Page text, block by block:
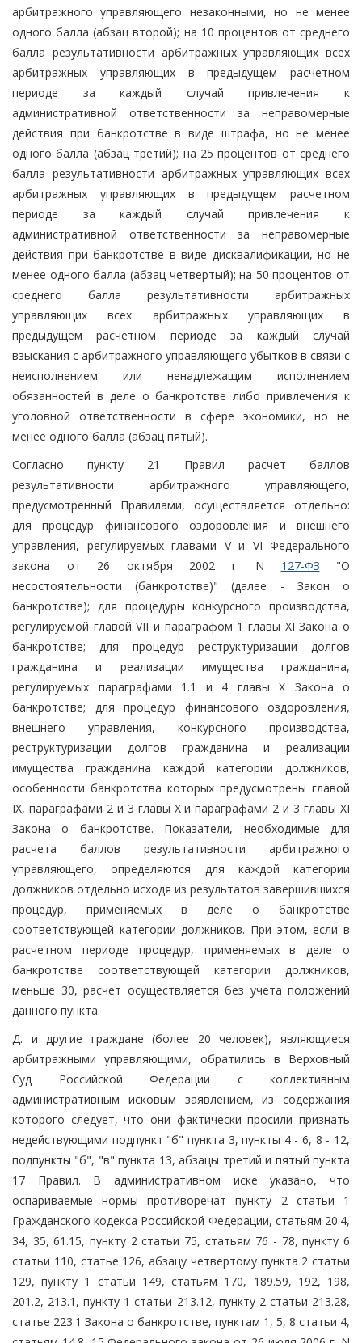
арбитражного управляющего незаконными, но не менее
одного балла (абзац второй); на 10 процентов от среднего
балла результативности арбитражных управляющих всех
арбитражных управляющих в предыдущем расчетном
периоде за каждый случай привлечения к
административной ответственности за неправомерные
действия при банкротстве в виде штрафа, но не менее
одного балла (абзац третий); на 25 процентов от среднего
балла результативности арбитражных управляющих всех
арбитражных управляющих в предыдущем расчетном
периоде за каждый случай привлечения к
административной ответственности за неправомерные
действия при банкротстве в виде дисквалификации, но не
менее одного балла (абзац четвертый); на 50 процентов от
среднего балла результативности арбитражных
управляющих всех арбитражных управляющих в
предыдущем расчетном периоде за каждый случай
взыскания с арбитражного управляющего убытков в связи с
неисполнением или ненадлежащим исполнением
обязанностей в деле о банкротстве либо привлечения к
уголовной ответственности в сфере экономики, но не
менее одного балла (абзац пятый).
Согласно пункту 21 Правил расчет баллов
результативности арбитражного управляющего,
предусмотренный Правилами, осуществляется отдельно:
для процедур финансового оздоровления и внешнего
управления, регулируемых главами V и VI Федерального
закона от 26 октября 2002 г. N 127-ФЗ "О
несостоятельности (банкротстве)" (далее - Закон о
банкротстве); для процедуры конкурсного производства,
регулируемой главой VII и параграфом 1 главы XI Закона о
банкротстве; для процедур реструктуризации долгов
гражданина и реализации имущества гражданина,
регулируемых параграфами 1.1 и 4 главы X Закона о
банкротстве; для процедур финансового оздоровления,
внешнего управления, конкурсного производства,
реструктуризации долгов гражданина и реализации
имущества гражданина каждой категории должников,
особенности банкротства которых предусмотрены главой
IX, параграфами 2 и 3 главы X и параграфами 2 и 3 главы XI
Закона о банкротстве. Показатели, необходимые для
расчета баллов результативности арбитражного
управляющего, определяются для каждой категории
должников отдельно исходя из результатов завершившихся
процедур, применяемых в деле о банкротстве
соответствующей категории должников. При этом, если в
расчетном периоде процедур, применяемых в деле о
банкротстве соответствующей категории должников,
меньше 30, расчет осуществляется без учета положений
данного пункта.
Д. и другие граждане (более 20 человек), являющиеся
арбитражными управляющими, обратились в Верховный
Суд Российской Федерации с коллективным
административным исковым заявлением, из содержания
которого следует, что они фактически просили признать
недействующими подпункт "б" пункта 3, пункты 4 - 6, 8 - 12,
подпункты "б", "в" пункта 13, абзацы третий и пятый пункта
17 Правил. В административном иске указано, что
оспариваемые нормы противоречат пункту 2 статьи 1
Гражданского кодекса Российской Федерации, статьям 20.4,
34, 35, 61.15, пункту 2 статьи 75, статьям 76 - 78, пункту 6
статьи 110, статье 126, абзацу четвертому пункта 2 статьи
129, пункту 1 статьи 149, статьям 170, 189.59, 192, 198,
201.2, 213.1, пункту 1 статьи 213.12, пункту 2 статьи 213.28,
статье 223.1 Закона о банкротстве, пунктам 1, 5, 8 статьи 4,